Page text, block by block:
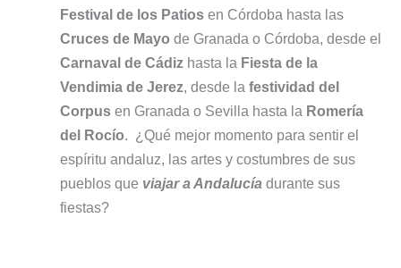
Festival de los Patiosen Córdoba hasta las
Cruces de Mayo de Granada o Córdoba, desde el
Carnaval de Cádizhasta la Fiesta de la
Vendimia de Jerez, desde la festividad del
Corpusen Granada o Sevilla hasta la Romería
del Rocío. ¿Qué mejor momento para sentir el
espíritu andaluz, las artes y costumbres de sus
pueblos que viajar a Andalucía durante sus
fiestas?